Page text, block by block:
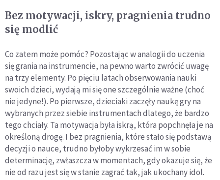
Bez motywacji, iskry, pragnienia trudno
się modlić
Co zatem może pomóc? Pozostając w analogii do uczenia
się grania na instrumencie, na pewno warto zwrócić uwagę
na trzy elementy. Po pięciu latach obserwowania nauki
swoich dzieci, wydają mi się one szczególnie ważne (choć
nie jedyne!). Po pierwsze, dzieciaki zaczęły naukę gry na
wybranych przez siebie instrumentach dlatego, że bardzo
tego chciały. Ta motywacja była iskrą, która popchnęła je na
określoną drogę. I bez pragnienia, które stało się podstawą
decyzji o nauce, trudno byłoby wykrzesać im w sobie
determinację, zwłaszcza w momentach, gdy okazuje się, że
nie od razu jest się w stanie zagrać tak, jak ukochany idol.